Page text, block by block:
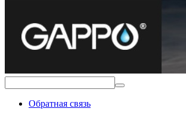
Обратная связь